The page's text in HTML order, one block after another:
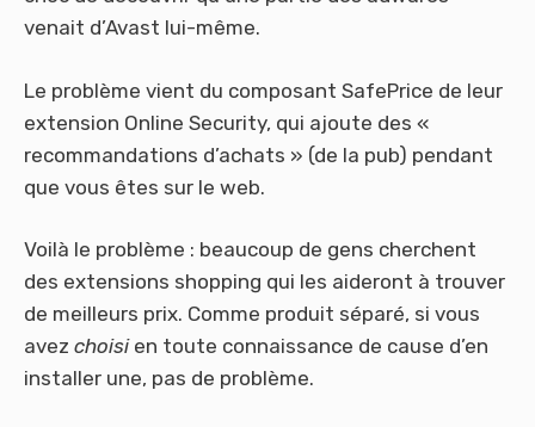
venait d’Avast lui-même.
Le problème vient du composant SafePrice de leur
extension Online Security, qui ajoute des «
recommandations d’achats » (de la pub) pendant
que vous êtes sur le web.
Voilà le problème : beaucoup de gens cherchent
des extensions shopping qui les aideront à trouver
de meilleurs prix. Comme produit séparé, si vous
avez choisien toute connaissance de cause d’en
installer une, pas de problème.